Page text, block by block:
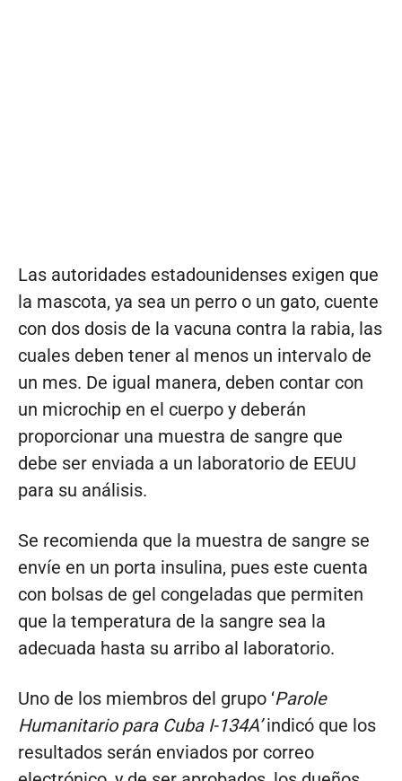
Las autoridades estadounidenses exigen que
la mascota, ya sea un perro o un gato, cuente
con dos dosis de la vacuna contra la rabia, las
cuales deben tener al menos un intervalo de
un mes. De igual manera, deben contar con
un microchip en el cuerpo y deberán
proporcionar una muestra de sangre que
debe ser enviada a un laboratorio de EEUU
para su análisis.
Se recomienda que la muestra de sangre se
envíe en un porta insulina, pues este cuenta
con bolsas de gel congeladas que permiten
que la temperatura de la sangre sea la
adecuada hasta su arribo al laboratorio.
Uno de los miembros del grupo ‘Parole
Humanitario para Cuba I-134A’indicó que los
resultados serán enviados por correo